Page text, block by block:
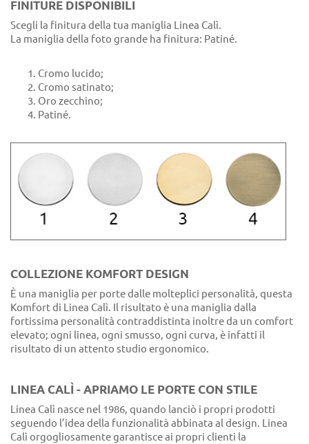
FINITURE DISPONIBILI
Scegli la finitura della tua maniglia Linea Calì.
La maniglia della foto grande ha finitura: Patiné.
Cromo lucido;
Cromo satinato;
Oro zecchino;
Patiné.
COLLEZIONE KOMFORT DESIGN
È una maniglia per porte dalle molteplici personalità, questa
Komfort di Linea Calì. Il risultato è una maniglia dalla
fortissima personalità contraddistinta inoltre da un comfort
elevato; ogni linea, ogni smusso, ogni curva, è infatti il
risultato di un attento studio ergonomico.
LINEA CALÌ - APRIAMO LE PORTE CON STILE
Linea Calì nasce nel 1986, quando lanciò i propri prodotti
seguendo l’idea della funzionalità abbinata al design. Linea
Calì orgogliosamente garantisce ai propri clienti la